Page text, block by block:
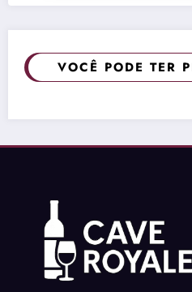
VOCÊ PODE TER